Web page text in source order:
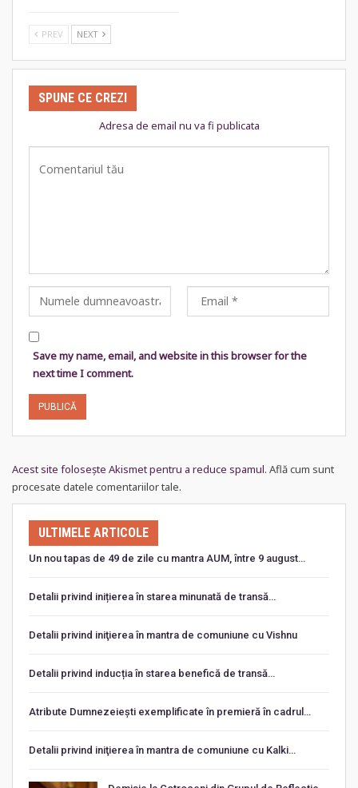
PREV NEXT
SPUNE CE CREZI
Adresa de email nu va fi publicata
Save my name, email, and website in this browser for the
next time I comment.
Acest site folosește Akismet pentru a reduce spamul. Află cum sunt
procesate datele comentariilor tale.
ULTIMELE ARTICOLE
Un nou tapas de 49 de zile cu mantra AUM, între 9 august…
Detalii privind inițierea în starea minunată de transă…
Detalii privind iniţierea în mantra de comuniune cu Vishnu
Detalii privind inducția în starea benefică de transă…
Atribute Dumnezeiești exemplificate în premieră în cadrul…
Detalii privind iniţierea în mantra de comuniune cu Kalki…